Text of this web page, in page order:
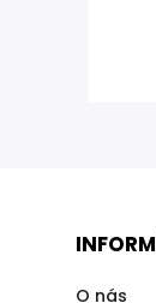
O nás